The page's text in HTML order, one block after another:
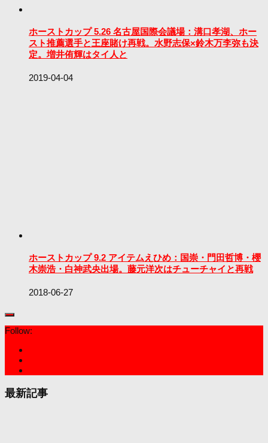
ホーストカップ 5.26 名古屋国際会議場：溝口孝湖、ホー
スト推薦選手と王座賭け再戦。水野志保×鈴木万李弥も決
定。増井侑輝はタイ人と
2019-04-04
ホーストカップ 9.2 アイテムえひめ：国崇・門田哲博・櫻
木崇浩・白神武央出場。藤元洋次はチューチャイと再戦
2018-06-27
Follow:
最新記事